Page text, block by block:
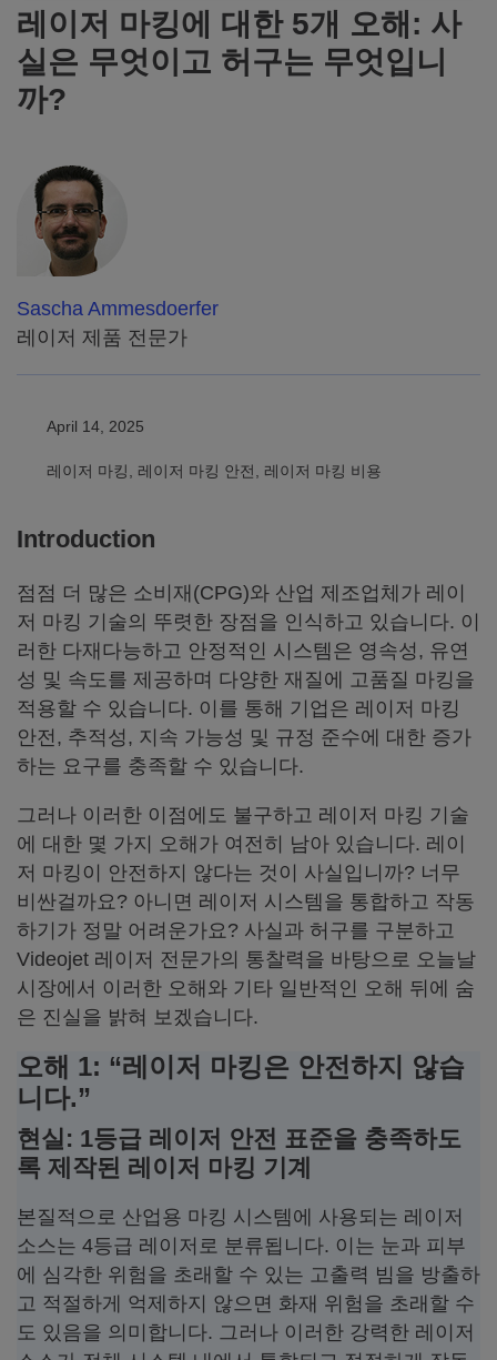
레이저 마킹에 대한 5개 오해: 사
실은 무엇이고 허구는 무엇입니
까?
Sascha Ammesdoerfer
레이저 제품 전문가
April 14, 2025
레이저 마킹, 레이저 마킹 안전, 레이저 마킹 비용
Introduction
점점 더 많은 소비재(CPG)와 산업 제조업체가 레이
저 마킹 기술의 뚜렷한 장점을 인식하고 있습니다. 이
러한 다재다능하고 안정적인 시스템은 영속성, 유연
성 및 속도를 제공하며 다양한 재질에 고품질 마킹을
적용할 수 있습니다. 이를 통해 기업은 레이저 마킹
안전, 추적성, 지속 가능성 및 규정 준수에 대한 증가
하는 요구를 충족할 수 있습니다.
그러나 이러한 이점에도 불구하고 레이저 마킹 기술
에 대한 몇 가지 오해가 여전히 남아 있습니다. 레이
저 마킹이 안전하지 않다는 것이 사실입니까? 너무
비싼걸까요? 아니면 레이저 시스템을 통합하고 작동
하기가 정말 어려운가요? 사실과 허구를 구분하고
Videojet 레이저 전문가의 통찰력을 바탕으로 오늘날
시장에서 이러한 오해와 기타 일반적인 오해 뒤에 숨
은 진실을 밝혀 보겠습니다.
오해 1: “레이저 마킹은 안전하지 않습
니다.”
현실: 1등급 레이저 안전 표준을 충족하도
록 제작된 레이저 마킹 기계
본질적으로 산업용 마킹 시스템에 사용되는 레이저
소스는 4등급 레이저로 분류됩니다. 이는 눈과 피부
에 심각한 위험을 초래할 수 있는 고출력 빔을 방출하
고 적절하게 억제하지 않으면 화재 위험을 초래할 수
도 있음을 의미합니다. 그러나 이러한 강력한 레이저